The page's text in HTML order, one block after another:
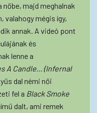
nőbe, majd meghalnak
valahogy mégis így,
annak. A videó pont
és
lenne a
A Candle... (Infernal
dal némi női
fel a Black Smoke
dalt, ami remek